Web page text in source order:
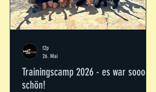
Trainingscamp 2026 - es war sooooo
schön!
t2p
26. Mai